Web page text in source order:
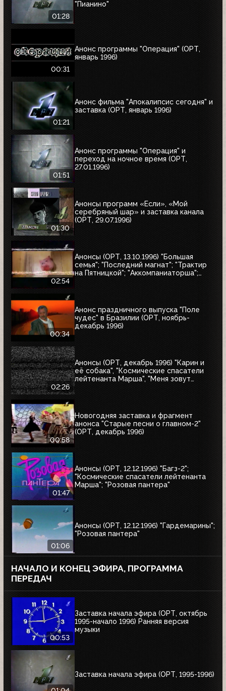
01:28
"Пианино"
00:31
Анонс программы "Операция" (ОРТ,
январь 1996)
01:21
Анонс фильма "Апокалипсис сегодня" и
заставка (ОРТ, январь 1996)
01:51
Анонс программы "Операция" и
переход на ночное время (ОРТ,
27.01.1996)
01:30
Анонсы программ «Если», «Мой
серебряный шар» и заставка канала
(ОРТ, 29.07.1996)
02:54
Анонсы (ОРТ, 13.10.1996) "Большая
семья"; "Последний магнат"; "Трактир
на Пятницкой"; "Аккомпаниаторша";
00:34
Анонс праздничного выпуска "Поле
чудес" в Бразилии (ОРТ, ноябрь-
декабрь 1996)
02:26
Анонсы (ОРТ, декабрь 1996) "Карин и
её собака", "Космические спасатели
лейтенанта Марша", "Меня зовут
00:58
Новогодняя заставка и фрагмент
анонса "Старые песни о главном-2"
(ОРТ, декабрь 1996)
01:47
Анонсы (ОРТ, 12.12.1996) "Багз-2";
"Космические спасатели лейтенанта
Марша"; "Розовая пантера"
01:06
Анонсы (ОРТ, 12.12.1996) "Гардемарины";
"Розовая пантера"
НАЧАЛО И КОНЕЦ ЭФИРА, ПРОГРАММА
ПЕРЕДАЧ
00:53
Заставка начала эфира (ОРТ, октябрь
1995-начало 1996) Ранняя версия
музыки
Заставка начала эфира (ОРТ, 1995-1996)